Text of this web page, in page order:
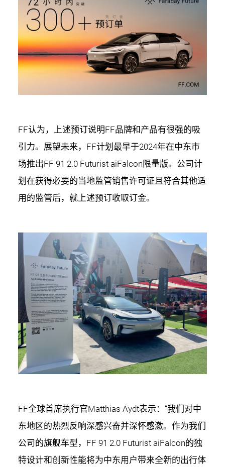
FF认为，上述预订说明FF品牌和产品有很强的吸
引力。展望未来，FF计划最早于2024年在中东市
场推出FF 91 2.0 Futurist aiFalcon限量版。公司计
划在获得必要的当地监管销售许可证且符合其他适
用的监管后，就上述预订收取订金。
FF全球首席执行官Matthias Aydt表示：“我们对中
东地区的热烈反响深感兴奋并深怀感激。作为我们
公司的旗舰车型，FF 91 2.0 Futurist aiFalcon的独
特设计和创新性能将为中东用户带来全新的出行体